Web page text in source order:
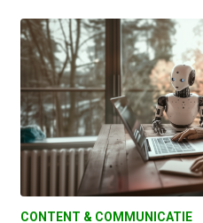
CONTENT & COMMUNICATIE